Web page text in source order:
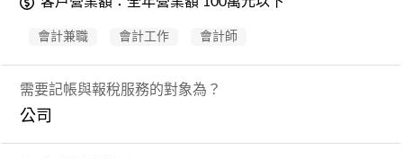
會計兼職 會計工作 會計師
需要記帳與報稅服務的對象為？
公司